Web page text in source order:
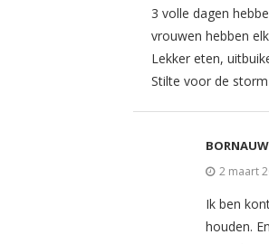
3 volle dagen
vrouwen hebben
Lekker eten,
Stilte voor de
BORNAUW
2 maart
Ik ben
houden.